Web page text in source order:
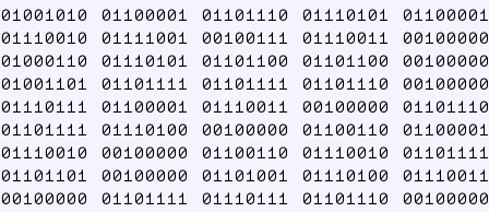
01001010 01100001 01101110 01110101 01100001
01110010 01111001 00100111 01110011 00100000
01000110 01110101 01101100 01101100 00100000
01001101 01101111 01101111 01101110 00100000
01110111 01100001 01110011 00100000 01101110
01101111 01110100 00100000 01100110 01100001
01110010 00100000 01100110 01110010 01101111
01101101 00100000 01101001 01110100 01110011
00100000 01101111 01110111 01101110 00100000